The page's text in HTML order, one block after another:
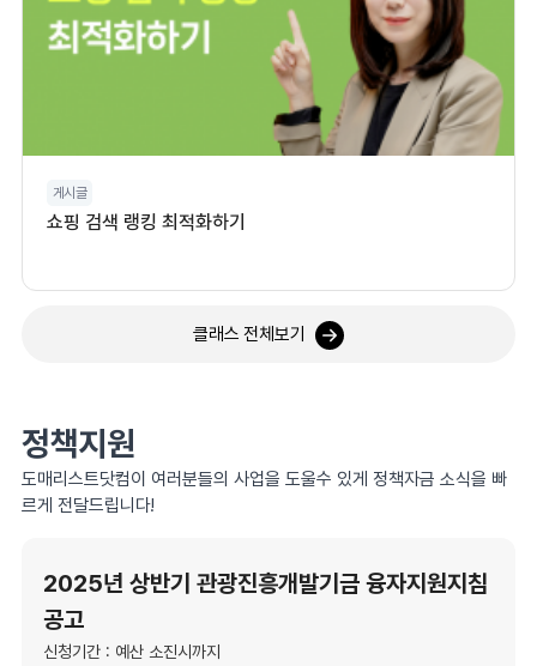
게시글
쇼핑 검색 랭킹 최적화하기
클래스 전체보기
정책지원
도매리스트닷컴이 여러분들의 사업을 도울수 있게 정책자금 소식을 빠
르게 전달드립니다!
2025년 상반기 관광진흥개발기금 융자지원지침
공고
신청기간 : 예산 소진시까지